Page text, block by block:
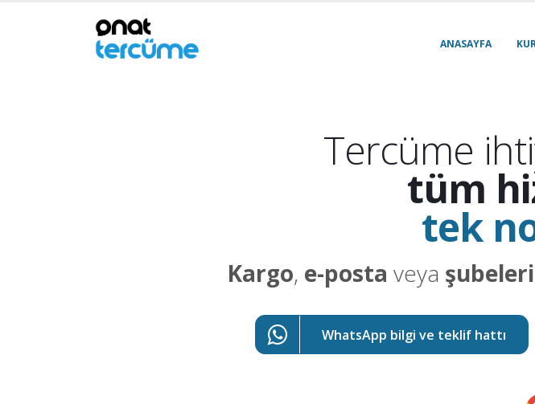
ANASAYFA
Tercüme
tüm
tek
Kargo, e-posta veya
WhatsApp bilgi ve teklif hattı